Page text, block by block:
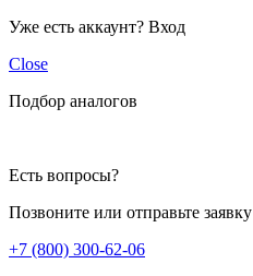
Уже есть аккаунт? Вход
Close
Подбор аналогов
Есть вопросы?
Позвоните или отправьте заявку
+7 (800) 300-62-06